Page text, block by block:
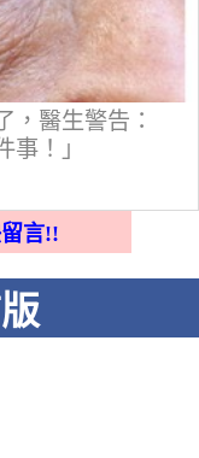
，醫生警告：
事！」
言!!